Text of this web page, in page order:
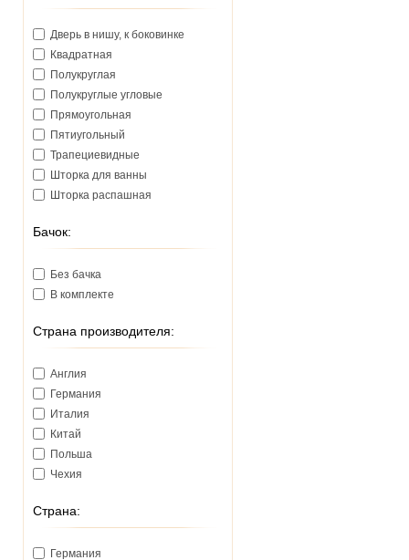
Дверь в нишу, к боковинке
Квадратная
Полукруглая
Полукруглые угловые
Прямоугольная
Пятиугольный
Трапециевидные
Шторка для ванны
Шторка распашная
Бачок:
Без бачка
В комплекте
Страна производителя:
Англия
Германия
Италия
Китай
Польша
Чехия
Страна:
Германия